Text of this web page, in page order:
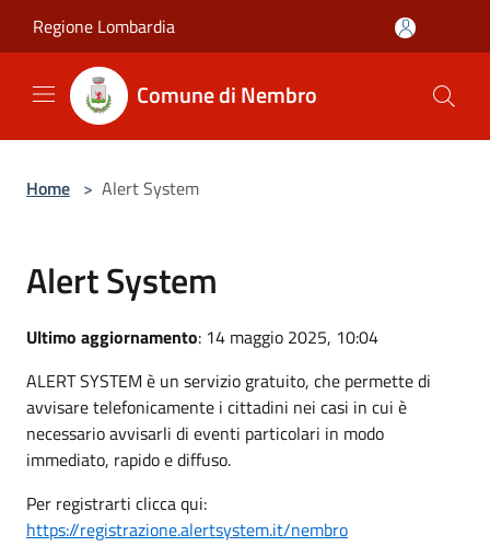
Regione Lombardia
Comune di Nembro
Home > Alert System
Alert System
Ultimo aggiornamento: 14 maggio 2025, 10:04
ALERT SYSTEM è un servizio gratuito, che permette di
avvisare telefonicamente i cittadini nei casi in cui è
necessario avvisarli di eventi particolari in modo
immediato, rapido e diffuso.
Per registrarti clicca qui:
https://registrazione.alertsystem.it/nembro